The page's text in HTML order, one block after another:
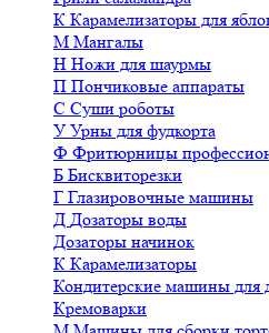
К Карамелизаторы для
М Мангалы
Н Ножи для шаурмы
П Пончиковые аппараты
С Суши роботы
У Урны для фудкорта
Ф Фритюрницы
Б Бисквиторезки
Г Глазировочные машины
Д Дозаторы воды
Дозаторы начинок
К Карамелизаторы
Кондитерские машины для
Кремоварки